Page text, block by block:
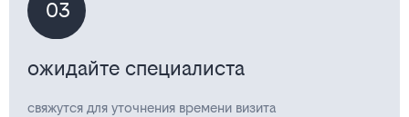
03
ожидайте специалиста
свяжутся для уточнения времени визита